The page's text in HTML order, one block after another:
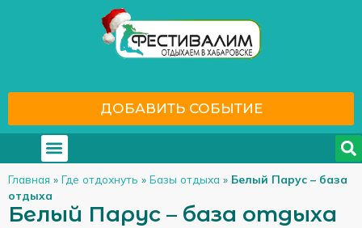
ДОБАВИТЬ СОБЫТИЕ
Главная » Где отдохнуть » Базы отдыха » Белый Парус – база
отдыха
Белый Парус – база отдыха